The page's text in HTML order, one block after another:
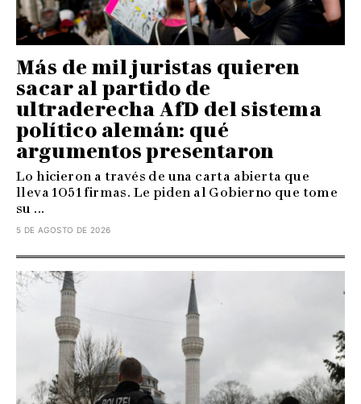
Más de mil juristas quieren
sacar al partido de
ultraderecha AfD del sistema
político alemán: qué
argumentos presentaron
Lo hicieron a través de una carta abierta que
lleva 1051 firmas. Le piden al Gobierno que tome
su ...
5 DE AGOSTO DE 2026